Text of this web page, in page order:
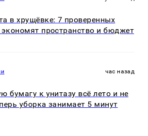
в хрущёвке: 7 проверенных
пространство и бюджет
час назад
бумагу к унитазу всё лето и не
уборка занимает 5 минут